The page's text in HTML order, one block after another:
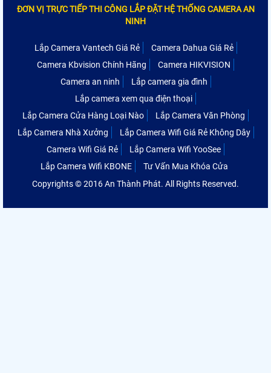
ĐƠN VỊ TRỰC TIẾP THI CÔNG LẮP ĐẶT HỆ THỐNG CAMERA AN
NINH
Lắp Camera Vantech Giá Rẻ
Camera Dahua Giá Rẻ
Camera Kbvision Chính Hãng
Camera HIKVISION
Camera an ninh
Lắp camera gia đình
Lắp camera xem qua điện thoại
Lắp Camera Cửa Hàng Loại Nào
Lắp Camera Văn Phòng
Lắp Camera Nhà Xưởng
Lắp Camera Wifi Giá Rẻ Không Dây
Camera Wifi Giá Rẻ
Lắp Camera Wifi YooSee
Lắp Camera Wifi KBONE
Tư Vấn Mua Khóa Cửa
Copyrights © 2016 An Thành Phát. All Rights Reserved.